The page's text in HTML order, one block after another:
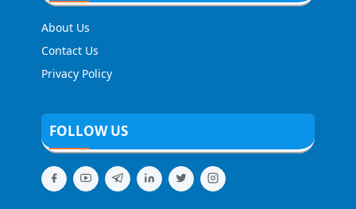
About Us
Contact Us
Privacy Policy
FOLLOW US